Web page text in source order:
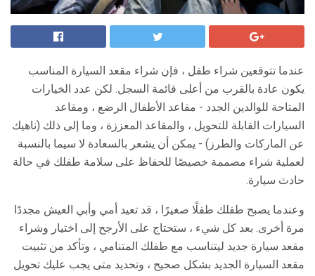
عندما تتوقعين شراء طفل ، فإن شراء مقعد السيارة المناسب
يكون عادة بالقرب من أعلى قائمة السجل. لكن عدد الخيارات
المتاحة للوالدين الجدد - مقاعد الأطفال الرضع ، ومقاعد
السيارات القابلة للتحويل ، والمقاعد المعززة ، وما إلى ذلك (ناهيك
عن الماركات والطرز) - يمكن أن يشعر بالسعادة لا سيما بالنسبة
لعملية شراء مصممة خصيصًا للحفاظ على سلامة طفلك في حالة
حادث سيارة.
وعندما يصبح طفلك طفلًا صغيرًا ، قد تعيد أمي وأبي العيش مجددًا
مرة أخرى. بعد كل شيء ، ستحتاج على الأرجح إلى اختيار وشراء
مقعد سيارة جديد ليتناسب مع طفلك المتنامي ، وتأكد من تثبيت
مقعد السيارة الجديد بشكل صحيح ، وتحديد متى يجب عليك تحويل